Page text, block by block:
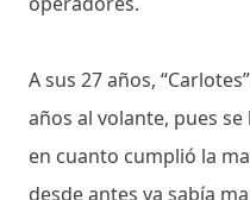
A sus 27 años,
años al volante, pues
en cuanto cumplió la
desde antes ya sabía